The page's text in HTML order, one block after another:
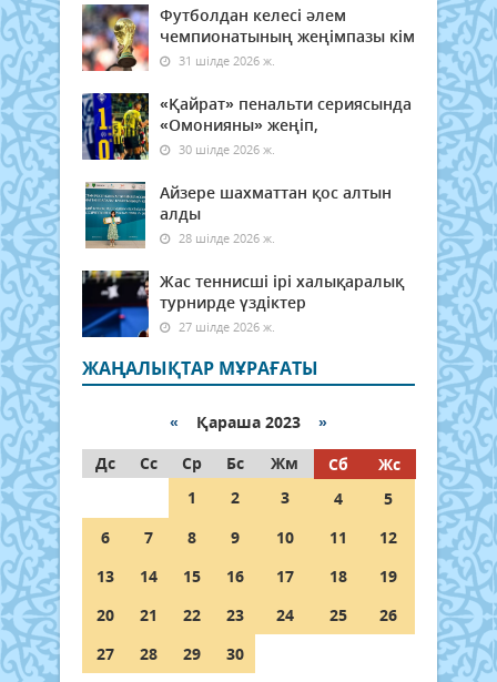
Футболдан келесі әлем
чемпионатының жеңімпазы кім
31 шілде 2026 ж.
«Қайрат» пенальти сериясында
«Омонияны» жеңіп,
30 шілде 2026 ж.
Айзере шахматтан қос алтын
алды
28 шілде 2026 ж.
Жас теннисші ірі халықаралық
турнирде үздіктер
27 шілде 2026 ж.
ЖАҢАЛЫҚТАР МҰРАҒАТЫ
« Қараша 2023 »
Дс
Сс Ср Бс Жм Сб
Жс
1
2 3 4
5
6
7 8 9 10 11
12
13
14 15 16 17 18
19
20
21 22 23 24 25
26
27
28 29 30